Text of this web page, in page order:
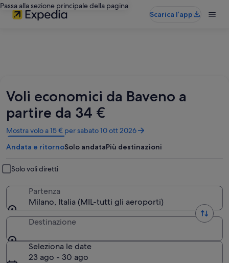
Passa alla sezione principale della pagina
Scarica l’app
Voli economici da Baveno a
partire da 34 €
Mostra volo a 15 € per sabato 10 ott 2026
Apertura
in
un’altra
Andata e ritornoSolo andataPiù destinazioni
Solo voli diretti
Partenza
Milano, Italia (MIL-tutti gli aeroporti)
Destinazione
Seleziona le date
23 ago - 30 ago